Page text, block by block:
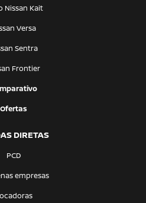
Nissan Kait
Versa
Sentra
Frontier
Ofertas
DIRETAS
PCD
empresas